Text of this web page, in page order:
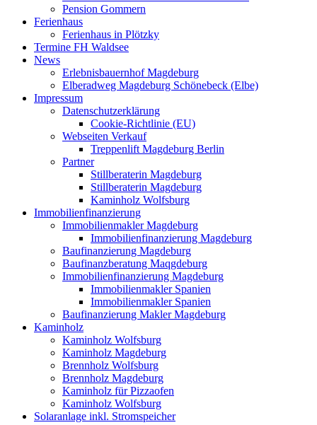
Pension Gommern
Ferienhaus
Ferienhaus in Plötzky
Termine FH Waldsee
News
Erlebnisbauernhof Magdeburg
Elberadweg Magdeburg Schönebeck (Elbe)
Impressum
Datenschutzerklärung
Cookie-Richtlinie (EU)
Webseiten Verkauf
Treppenlift Magdeburg Berlin
Partner
Stillberaterin Magdeburg
Stillberaterin Magdeburg
Kaminholz Wolfsburg
Immobilienfinanzierung
Immobilienmakler Magdeburg
Immobilienfinanzierung Magdeburg
Baufinanzierung Magdeburg
Baufinanzberatung Maqgdeburg
Immobilienfinanzierung Magdeburg
Immobilienmakler Spanien
Immobilienmakler Spanien
Baufinanzierung Makler Magdeburg
Kaminholz
Kaminholz Wolfsburg
Kaminholz Magdeburg
Brennholz Wolfsburg
Brennholz Magdeburg
Kaminholz für Pizzaofen
Kaminholz Wolfsburg
Solaranlage inkl. Stromspeicher